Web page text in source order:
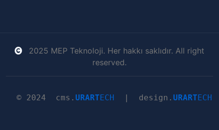
2025 MEP Teknoloji. Her hakkı saklıdır. All right
reserved.
© 2024 cms. URARTECH | design. URARTECH